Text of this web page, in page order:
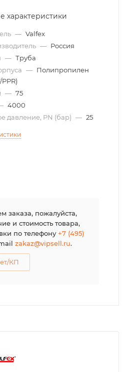
характеристики
— Valfex
— Россия
— Труба
— Полипропилен
PPR)
— 75
4000
давление, PN (бар) — 25
заказа, пожалуйста,
и стоимость товара,
по телефону+7 (495)
zakaz@vipsell.ru.
КП